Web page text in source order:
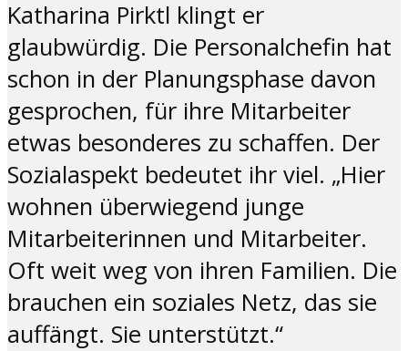
Katharina Pirktl klingt er
glaubwürdig. Die Personalchefin hat
schon in der Planungsphase davon
gesprochen, für ihre Mitarbeiter
etwas besonderes zu schaffen. Der
Sozialaspekt bedeutet ihr viel. „Hier
wohnen überwiegend junge
Mitarbeiterinnen und Mitarbeiter.
Oft weit weg von ihren Familien. Die
brauchen ein soziales Netz, das sie
auffängt. Sie unterstützt.“